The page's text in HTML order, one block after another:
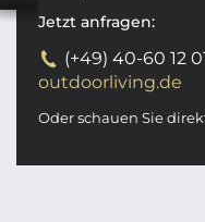
Jetzt anfragen:
(+49) 40-60 12
outdoorliving.de
Oder schauen Sie